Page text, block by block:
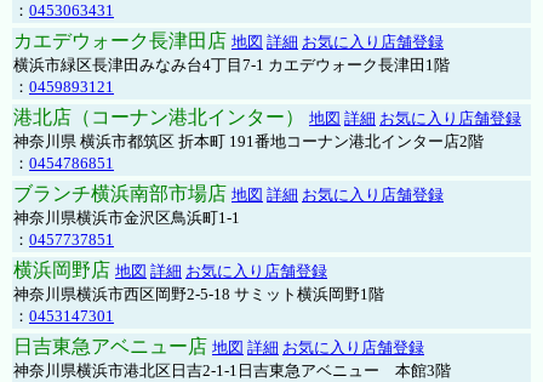
： 0453063431
カエデウォーク長津田店 地図 詳細 お気に入り店舗登録
横浜市緑区長津田みなみ台4丁目7-1 カエデウォーク長津田1階
： 0459893121
港北店（コーナン港北インター） 地図 詳細 お気に入り店舗登録
神奈川県 横浜市都筑区 折本町 191番地コーナン港北インター店2階
： 0454786851
ブランチ横浜南部市場店 地図 詳細 お気に入り店舗登録
神奈川県横浜市金沢区鳥浜町1-1
： 0457737851
横浜岡野店 地図 詳細 お気に入り店舗登録
神奈川県横浜市西区岡野2-5-18 サミット横浜岡野1階
： 0453147301
日吉東急アベニュー店 地図 詳細 お気に入り店舗登録
神奈川県横浜市港北区日吉2-1-1日吉東急アベニュー 本館3階